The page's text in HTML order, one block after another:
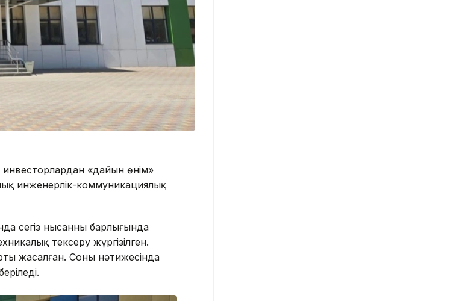
инвесторлардан «дайын өнім»
инженерлік-коммуникациялық
сегіз нысанның барлығында
тексеру жүргізілген.
жасалған. Соның нәтижесінда